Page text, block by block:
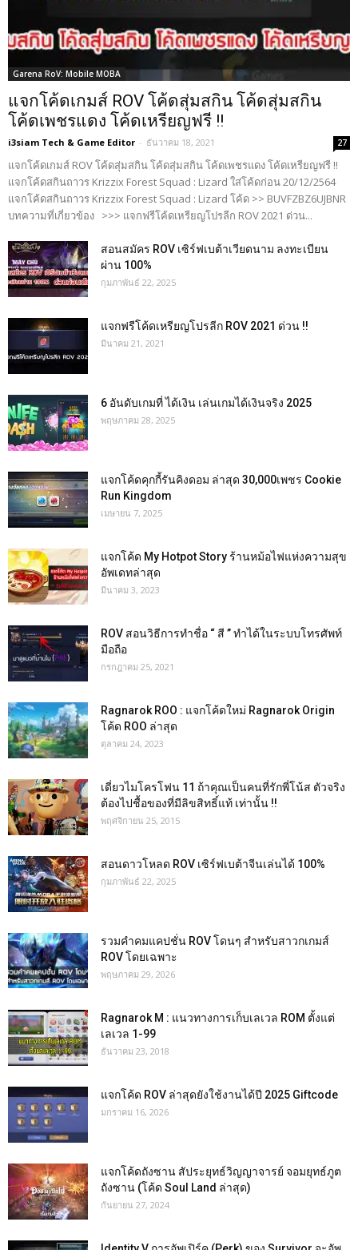
Garena RoV: Mobile MOBA
แจกโค้ดเกมส์ ROV โค้ดสุ่มสกิน โค้ดสุ่มสกิน
โค้ดเพชรแดง โค้ดเหรียญฟรี !!
i3siam Tech & Game Editor - ธันวาคม 18, 2021 27
แจกโค้ดเกมส์ ROV โค้ดสุ่มสกิน โค้ดสุ่มสกิน โค้ดเพชรแดง โค้ดเหรียญฟรี !!
แจกโค้ดสกินถาวร Krizzix Forest Squad : Lizard ใส่โค้ดก่อน 20/12/2564
แจกโค้ดสกินถาวร Krizzix Forest Squad : Lizard โค้ด >> BUVFZBZ6UJBNR
บทความที่เกี่ยวข้อง >>> แจกฟรีโค้ดเหรียญโปรลีก ROV 2021 ด่วน...
สอนสมัคร ROV เซิร์ฟเบต้าเวียดนาม ลงทะเบียน
ผ่าน 100%
กุมภาพันธ์ 22, 2025
แจกฟรีโค้ดเหรียญโปรลีก ROV 2021 ด่วน !!
มีนาคม 21, 2021
6 อันดับเกมที่ ได้เงิน เล่นเกมได้เงินจริง 2025
พฤษภาคม 28, 2025
แจกโค้ดคุกกี้รันคิงดอม ล่าสุด 30,000เพชร Cookie
Run Kingdom
เมษายน 7, 2025
แจกโค้ด My Hotpot Story ร้านหม้อไฟแห่งความสุข
อัพเดทล่าสุด
มีนาคม 3, 2023
ROV สอนวิธีการทำชื่อ “ สี ” ทำได้ในระบบโทรศัพท์
มือถือ
กรกฎาคม 25, 2021
Ragnarok ROO : แจกโค้ดใหม่ Ragnarok Origin
โค้ด ROO ล่าสุด
ตุลาคม 24, 2023
เดี่ยวไมโครโฟน 11 ถ้าคุณเป็นคนที่รักพี่โน้ส ตัวจริง
ต้องไปชื้อของที่มีลิขสิทธิ์แท้ เท่านั้น !!
พฤศจิกายน 25, 2015
สอนดาวโหลด ROV เซิร์ฟเบต้าจีนเล่นได้ 100%
กุมภาพันธ์ 22, 2025
รวมคำคมแคปชั่น ROV โดนๆ สำหรับสาวกเกมส์
ROV โดยเฉพาะ
พฤษภาคม 29, 2026
Ragnarok M : แนวทางการเก็บเลเวล ROM ตั้งแต่
เลเวล 1-99
ธันวาคม 23, 2018
แจกโค้ด ROV ล่าสุดยังใช้งานได้ปี 2025 Giftcode
มกราคม 16, 2026
แจกโค้ดถังซาน สัประยุทธ์วิญญาจารย์ จอมยุทธ์ภูต
ถังซาน (โค้ด Soul Land ล่าสุด)
กันยายน 27, 2024